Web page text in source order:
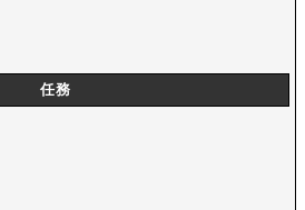
任務